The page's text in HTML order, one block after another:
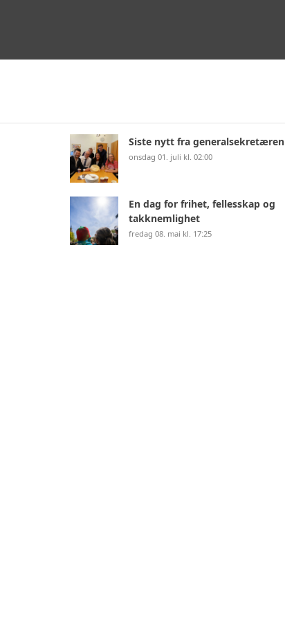
Siste nytt fra generalsekretæren
onsdag 01. juli kl. 02:00
En dag for frihet, fellesskap og
takknemlighet
fredag 08. mai kl. 17:25